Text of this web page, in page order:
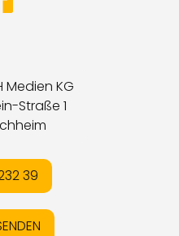
Medien KG
Straße 1
39